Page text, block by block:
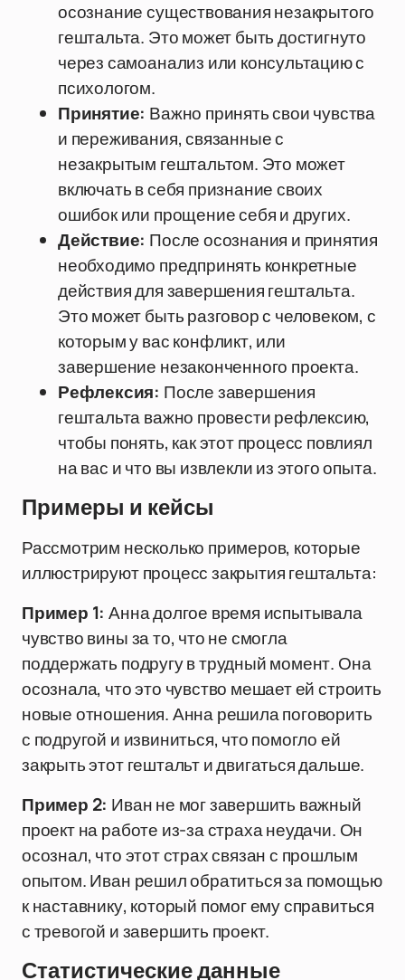
осознание существования незакрытого
гештальта. Это может быть достигнуто
через самоанализ или консультацию с
психологом.
Принятие: Важно принять свои чувства
и переживания, связанные с
незакрытым гештальтом. Это может
включать в себя признание своих
ошибок или прощение себя и других.
Действие: После осознания и принятия
необходимо предпринять конкретные
действия для завершения гештальта.
Это может быть разговор с человеком, с
которым у вас конфликт, или
завершение незаконченного проекта.
Рефлексия: После завершения
гештальта важно провести рефлексию,
чтобы понять, как этот процесс повлиял
на вас и что вы извлекли из этого опыта.
Примеры и кейсы
Рассмотрим несколько примеров, которые
иллюстрируют процесс закрытия гештальта:
Пример 1: Анна долгое время испытывала
чувство вины за то, что не смогла
поддержать подругу в трудный момент. Она
осознала, что это чувство мешает ей строить
новые отношения. Анна решила поговорить
с подругой и извиниться, что помогло ей
закрыть этот гештальт и двигаться дальше.
Пример 2: Иван не мог завершить важный
проект на работе из-за страха неудачи. Он
осознал, что этот страх связан с прошлым
опытом. Иван решил обратиться за помощью
к наставнику, который помог ему справиться
с тревогой и завершить проект.
Статистические данные